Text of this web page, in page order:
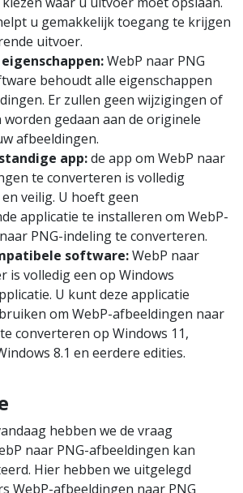
u gemakkelijk toegang te krijgen
uitvoer.
WebP naar PNG
behoudt alle eigenschappen
Er zullen geen wijzigingen of
gedaan aan de originele
afbeeldingen.
app:de app om WebP naar
te converteren is volledig
veilig. U hoeft geen
applicatie te installeren om WebP-
PNG-indeling te converteren.
software:WebP naar
is volledig een op Windows
U kunt deze applicatie
om WebP-afbeeldingen naar
converteren op Windows 11,
8.1 en eerdere edities.
hebben we de vraag
naar PNG-afbeeldingen kan
Hier hebben we uitgelegd
WebP-afbeeldingen naar PNG